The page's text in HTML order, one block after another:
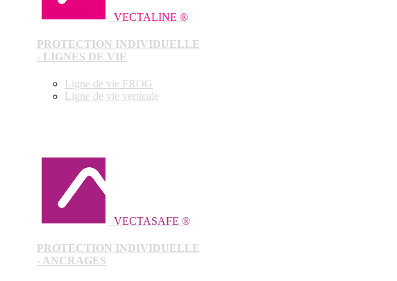
VECTALINE ®
PROTECTION INDIVIDUELLE
- LIGNES DE VIE
Ligne de vie FROG
Ligne de vie verticale
VECTASAFE ®
PROTECTION INDIVIDUELLE
- ANCRAGES